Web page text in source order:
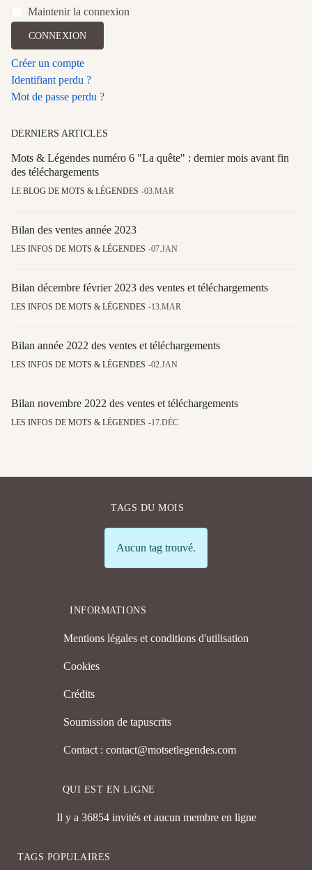
Maintenir la connexion
CONNEXION
Créer un compte
Identifiant perdu ?
Mot de passe perdu ?
DERNIERS ARTICLES
Mots & Légendes numéro 6 "La quête" : dernier mois avant fin
des téléchargements
LE BLOG DE MOTS & LÉGENDES 03.MAR
Bilan des ventes année 2023
LES INFOS DE MOTS & LÉGENDES 07.JAN
Bilan décembre février 2023 des ventes et téléchargements
LES INFOS DE MOTS & LÉGENDES 13.MAR
Bilan année 2022 des ventes et téléchargements
LES INFOS DE MOTS & LÉGENDES 02.JAN
Bilan novembre 2022 des ventes et téléchargements
LES INFOS DE MOTS & LÉGENDES 17.DÉC
TAGS DU MOIS
Info
Aucun tag trouvé.
INFORMATIONS
Mentions légales et conditions d'utilisation
Cookies
Crédits
Soumission de tapuscrits
Contact : contact@motsetlegendes.com
QUI EST EN LIGNE
Il y a 36854 invités et aucun membre en ligne
TAGS POPULAIRES